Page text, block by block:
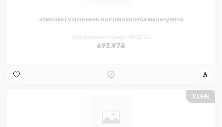
комплект ущільнень матчини колеса мульчувача
Каталоговий номер: JX402186
693.97
KUHN